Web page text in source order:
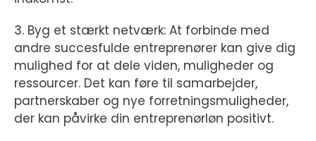
3. Byg et stærkt netværk: At forbinde med
andre succesfulde entreprenører kan give dig
mulighed for at dele viden, muligheder og
ressourcer. Det kan føre til samarbejder,
partnerskaber og nye forretningsmuligheder,
der kan påvirke din entreprenørløn positivt.